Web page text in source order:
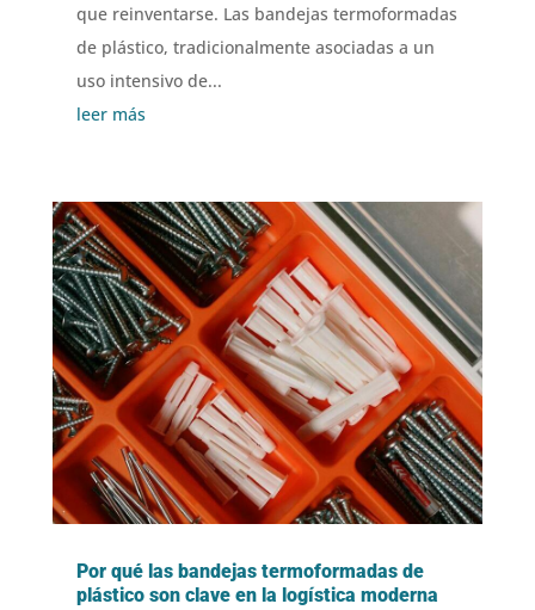
que reinventarse. Las bandejas termoformadas
de plástico, tradicionalmente asociadas a un
uso intensivo de...
leer más
Por qué las bandejas termoformadas de
plástico son clave en la logística moderna